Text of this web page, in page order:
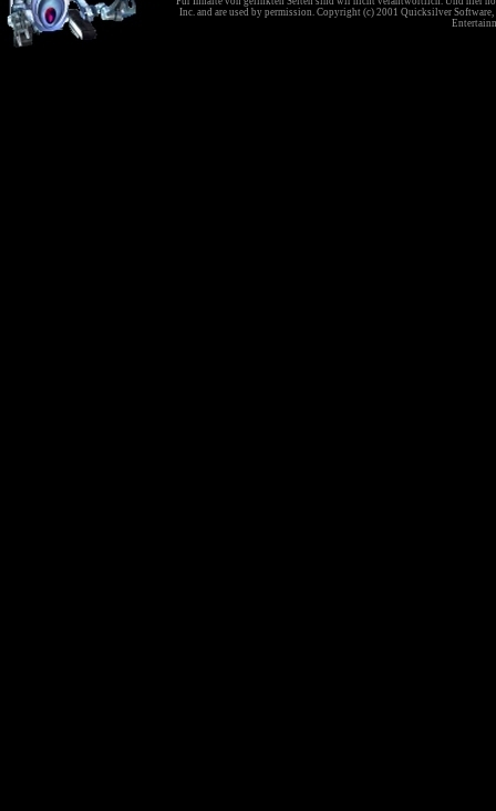
Inc. and are used by permission. Copyright (c) 2001 Quicksilver